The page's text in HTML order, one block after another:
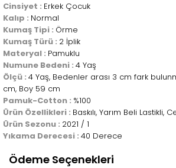
Cinsiyet : Erkek Çocuk
Kalıp : Normal
Kumaş Tipi : Örme
Kumaş Türü : 2 İplik
Materyal : Pamuklu
Numune Bedeni : 4 Yaş
Ölçü : 4 Yaş, Bedenler arası 3 cm fark
cm, Boy 59 cm
Pamuk-Cotton : %100
Ürün Özellikleri : Baskılı, Yarım Beli Lastikli,
Ürün Sezonu : 2021 / 1
Yıkama Derecesi : 40 Derece
Ödeme Seçenekleri